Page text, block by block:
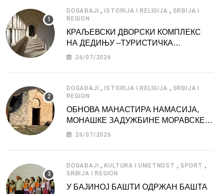
DOGAĐAJI ,ISTORIJA I RELIGIJA , SRBIJA I
REGION
КРАЉЕВСКИ ДВОРСКИ КОМПЛЕКС
НА ДЕДИЊУ –ТУРИСТИЧКА
АТРАКЦИЈА
26/07/2026
DOGAĐAJI ,ISTORIJA I RELIGIJA , SRBIJA I
REGION
ОБНОВА МАНАСТИРА НАМАСИЈА,
МОНАШКЕ ЗАДУЖБИНЕ МОРАВСКЕ
СРБИЈЕ
26/07/2026
DOGAĐAJI ,KULTURA I UMETNOST , SPORT ,
SRBIJA I REGION
У БАЈИНОЈ БАШТИ ОДРЖАН БАШТА